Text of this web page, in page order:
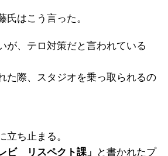
氏はこう言った。
が、テロ対策だと言われている
た際、スタジオを乗っ取られるの
立ち止まる。
ビ リスペクト課」
と書かれたプ